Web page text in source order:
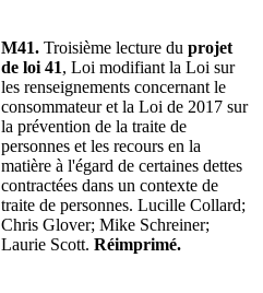
M41. Troisième lecture du projet
de loi 41, Loi modifiant la Loi sur
les renseignements concernant le
consommateur et la Loi de 2017 sur
la prévention de la traite de
personnes et les recours en la
matière à l'égard de certaines dettes
contractées dans un contexte de
traite de personnes. Lucille Collard;
Chris Glover; Mike Schreiner;
Laurie Scott. Réimprimé.